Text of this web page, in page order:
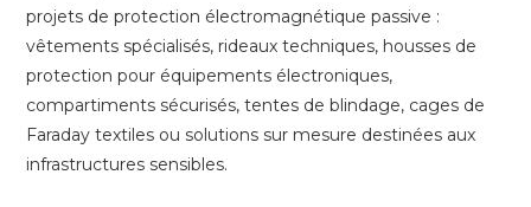
projets de protection électromagnétique passive :
vêtements spécialisés, rideaux techniques, housses de
protection pour équipements électroniques,
compartiments sécurisés, tentes de blindage, cages de
Faraday textiles ou solutions sur mesure destinées aux
infrastructures sensibles.